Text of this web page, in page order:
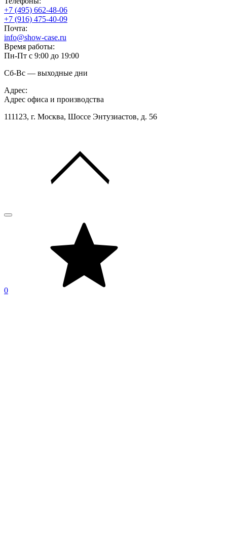
+7 (495) 662-48-06
+7 (916) 475-40-09
Почта:
info@show-case.ru
Время работы:
Пн-Пт с 9:00 до 19:00
Сб-Вс — выходные дни
Адрес:
Адрес офиса и производства
111123, г. Москва, Шоссе Энтузиастов, д. 56
0